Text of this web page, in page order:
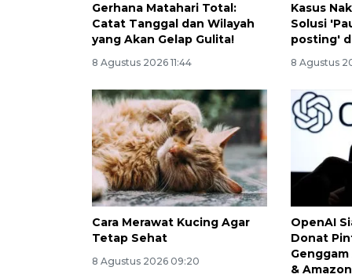
Gerhana Matahari Total:
Catat Tanggal dan Wilayah
yang Akan Gelap Gulita!
8 Agustus 2026 11:44
Kasus
Solusi
posting'
8 Agustus
Cara Merawat Kucing Agar
Tetap Sehat
8 Agustus 2026 09:20
OpenAI
Donat
&